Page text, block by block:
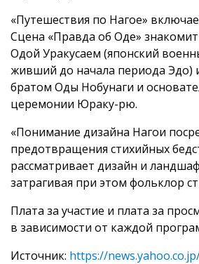
«Путешествия по Нагое»
Сцена «Правда об Оде»
Одой Уракусаем (японский
живший до начала периода Эдо)
братом Оды Нобунаги и
церемонии Юраку-рю.
«Понимание дизайна Нагои
предотвращения стихийных
рассматривает дизайн и
затрагивая при этом фольклор
Плата за участие и плата за
в зависимости от каждой
Источник: https://